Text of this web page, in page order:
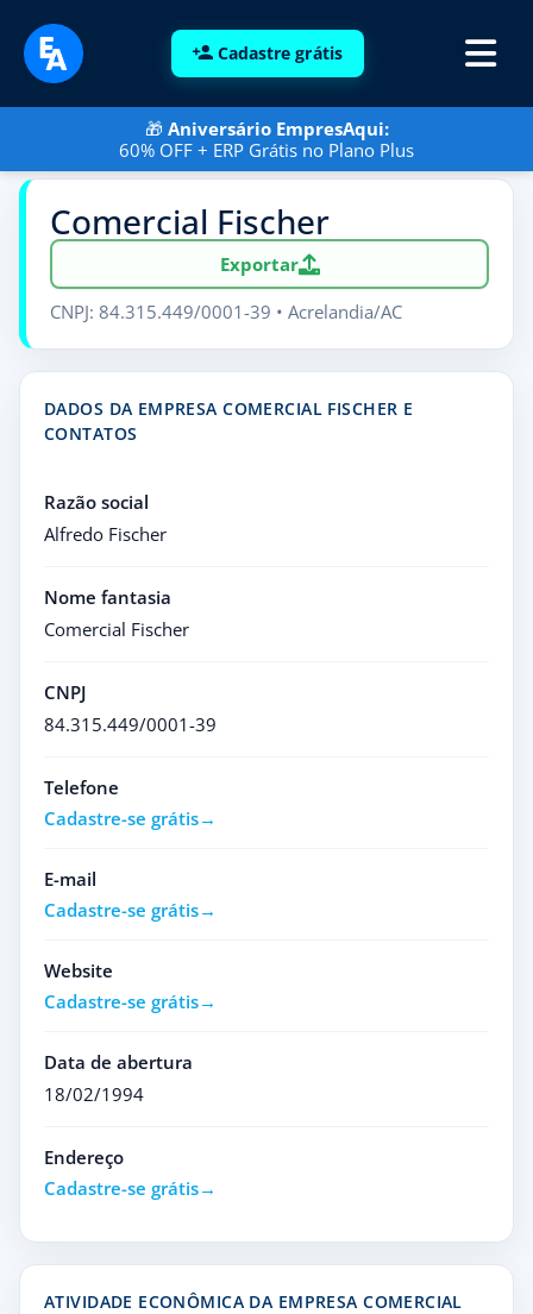
Cadastre grátis
🎁 Aniversário EmpresAqui:
60% OFF + ERP Grátis no Plano Plus
Comercial Fischer
Exportar
CNPJ: 84.315.449/0001-39 • Acrelandia/AC
DADOS DA EMPRESA COMERCIAL FISCHER E
CONTATOS
Razão social
Alfredo Fischer
Nome fantasia
Comercial Fischer
CNPJ
84.315.449/0001-39
Telefone
Cadastre-se grátis
E-mail
Cadastre-se grátis
Website
Cadastre-se grátis
Data de abertura
18/02/1994
Endereço
Cadastre-se grátis
ATIVIDADE ECONÔMICA DA EMPRESA COMERCIAL